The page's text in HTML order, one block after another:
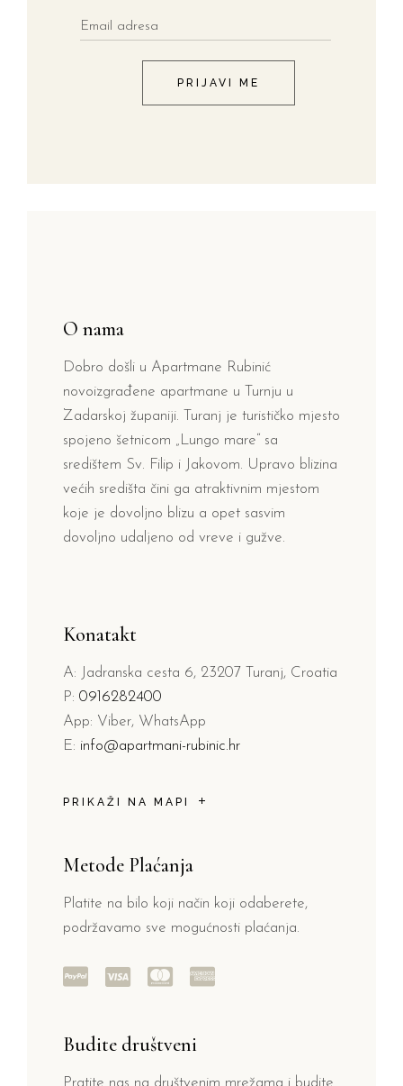
PRIJAVI ME
O nama
Dobro došli u Apartmane Rubinić
novoizgrađene apartmane u Turnju u
Zadarskoj županiji. Turanj je turističko mjesto
spojeno šetnicom „Lungo mare“ sa
središtem Sv. Filip i Jakovom. Upravo blizina
većih središta čini ga atraktivnim mjestom
koje je dovoljno blizu a opet sasvim
dovoljno udaljeno od vreve i gužve.
Konatakt
A: Jadranska cesta 6, 23207 Turanj, Croatia
P: 0916282400
App: Viber, WhatsApp
E: info@apartmani-rubinic.hr
PRIKAŽI NA MAPI
Metode Plaćanja
Platite na bilo koji način koji odaberete,
podržavamo sve mogućnosti plaćanja.
Budite društveni
Pratite nas na društvenim mrežama i budite